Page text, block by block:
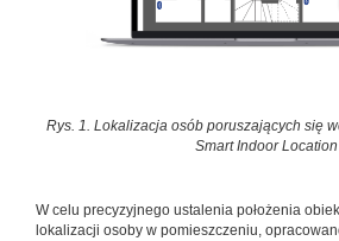
Rys. 1. Lokalizacja osób poruszających się
Smart Indoor Location
W celu precyzyjnego ustalenia położenia
lokalizacji osoby w pomieszczeniu,